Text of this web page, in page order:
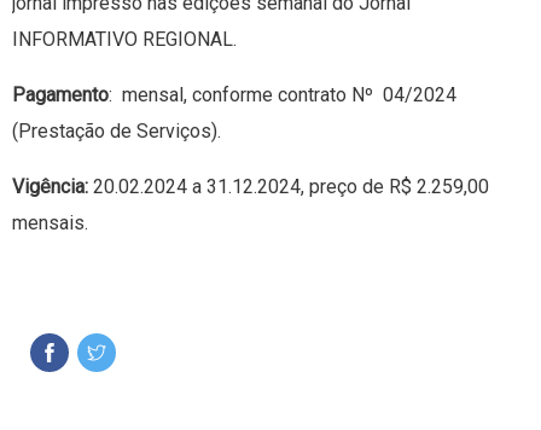
INFORMATIVO REGIONAL.
Pagamento: mensal, conforme contrato Nº 04/2024
(Prestação de Serviços).
Vigência: 20.02.2024 a 31.12.2024, preço de R$ 2.259,00
mensais.